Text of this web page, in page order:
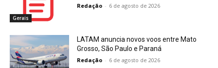
Gerais
Redação - 6 de agosto de 2026
LATAM anuncia novos voos entre Mato
Grosso, São Paulo e Paraná
Redação - 6 de agosto de 2026